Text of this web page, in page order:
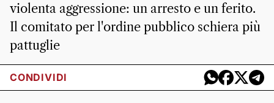
violenta aggressione: un arresto e un ferito.
Il comitato per l'ordine pubblico schiera più
pattuglie
CONDIVIDI